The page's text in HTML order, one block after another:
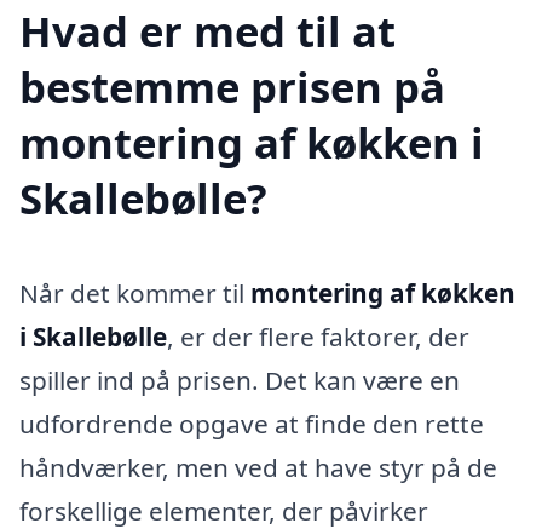
Hvad er med til at
bestemme prisen på
montering af køkken i
Skallebølle?
Når det kommer til montering af køkken
i Skallebølle, er der flere faktorer, der
spiller ind på prisen. Det kan være en
udfordrende opgave at finde den rette
håndværker, men ved at have styr på de
forskellige elementer, der påvirker